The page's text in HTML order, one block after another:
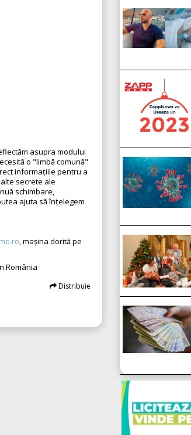
asupra modului
o "limbă comună"
informațiile pentru a
secrete ale
schimbare,
ajuta să înțelegem
, mașina dorită pe
România
Distribuie